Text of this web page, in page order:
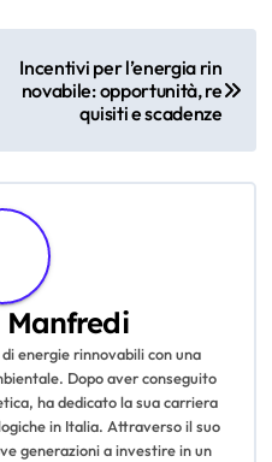
Incentivi per l’energia rin
novabile: opportunità, re
quisiti e scadenze
Manfredi
energie rinnovabili con una
Dopo aver conseguito
ha dedicato la sua carriera
in Italia. Attraverso il suo
generazioni a investire in un